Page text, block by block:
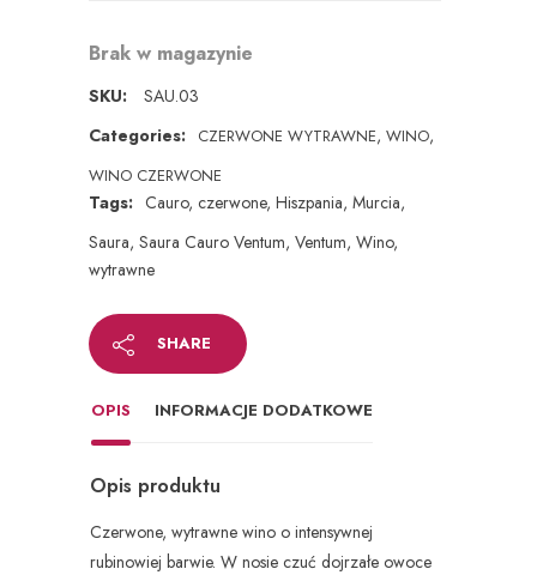
Brak w magazynie
SKU:
SAU.03
Categories: CZERWONE WYTRAWNE, WINO,
WINO CZERWONE
Tags: Cauro, czerwone, Hiszpania, Murcia,
Saura, Saura Cauro Ventum, Ventum, Wino,
wytrawne
SHARE
OPIS INFORMACJE DODATKOWE
Opis produktu
Czerwone, wytrawne wino o intensywnej
rubinowiej barwie. W nosie czuć dojrzałe owoce